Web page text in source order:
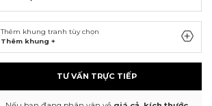
Thêm khung tranh tùy chọn
Thêm khung +
TƯ VẤN TRỰC TIẾP